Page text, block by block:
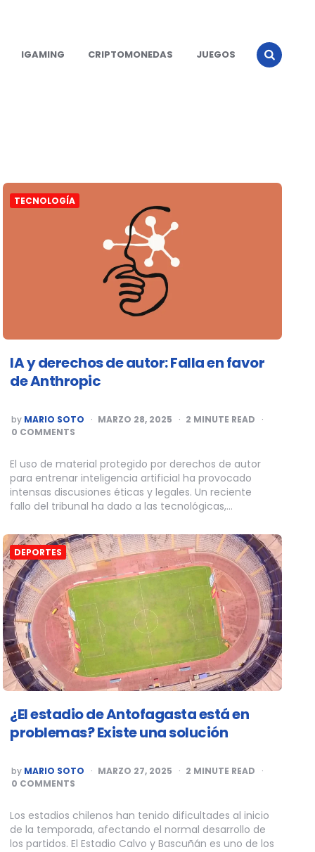
IGAMING CRIPTOMONEDAS JUEGOS
TECNOLOGÍA
IA y derechos de autor: Falla en favor
de Anthropic
POSTED
BY
by MARIO SOTO MARZO 28, 2025 2 MINUTE READ
0 COMMENTS
El uso de material protegido por derechos de autor
para entrenar inteligencia artificial ha provocado
intensas discusiones éticas y legales. Un reciente
fallo del tribunal ha dado a las tecnológicas,…
DEPORTES
¿El estadio de Antofagasta está en
problemas? Existe una solución
POSTED
BY
by MARIO SOTO MARZO 27, 2025 2 MINUTE READ
0 COMMENTS
Los estadios chilenos han tenido dificultades al inicio
de la temporada, afectando el normal desarrollo de
los partidos. El Estadio Calvo y Bascuñán es uno de los